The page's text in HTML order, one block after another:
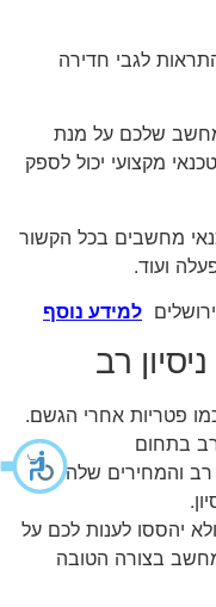
לגבי חדירה
שלכם על מנת
מקצועי יכול לספק
מחשבים בכל הקשור
ועוד.
למידע נוסף
רב
פטריות אחרי הגשם.
בתחום
והמחירים שלהם
יהססו לענות לכם על
בצורה הטובה